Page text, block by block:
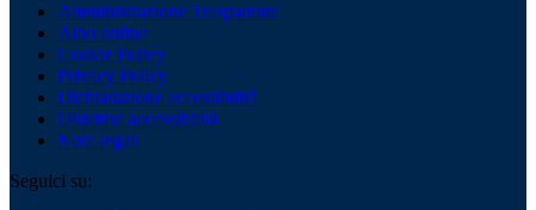
Amministrazione Trasparente
Albo online
Cookie Policy
Privacy Policy
Dichiarazione accessibilità
Obiettivi accessibilità
Note legali
Seguici su: